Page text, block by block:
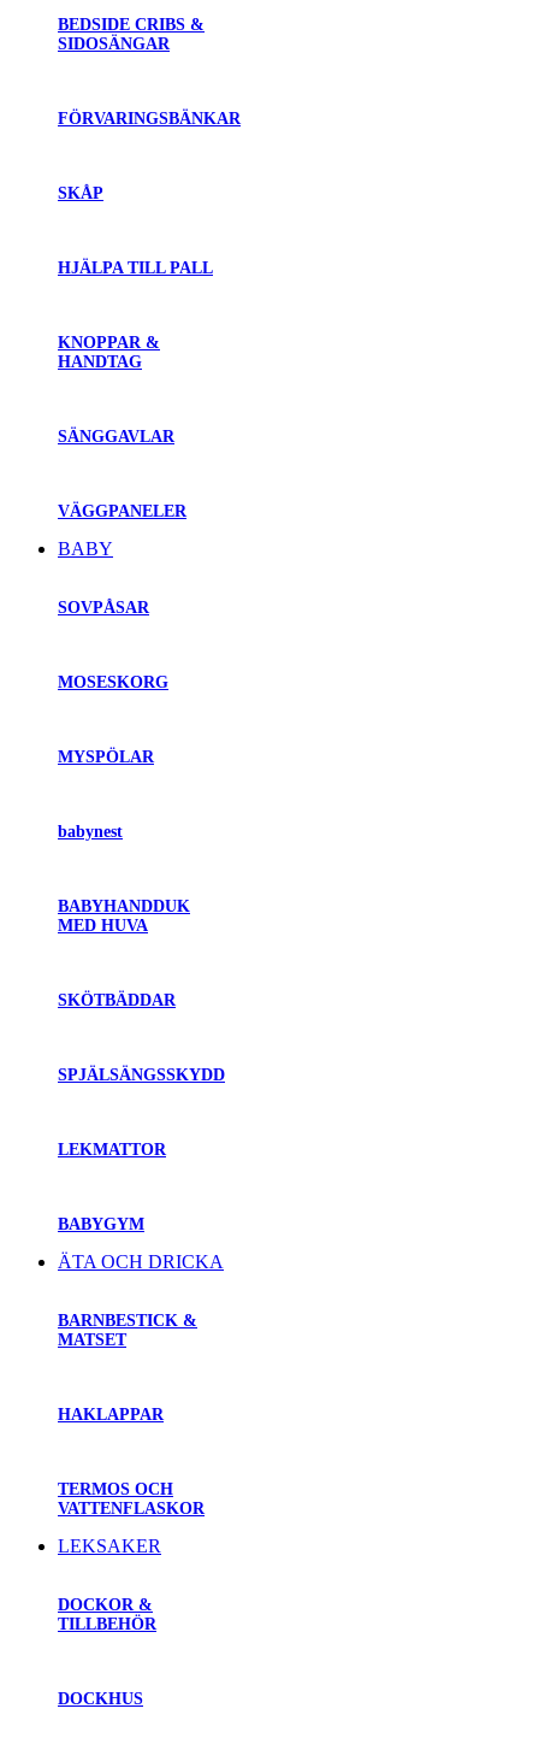
BEDSIDE CRIBS &
SIDOSÄNGAR
FÖRVARINGSBÄNKAR
SKÅP
HJÄLPA TILL PALL
KNOPPAR &
HANDTAG
SÄNGGAVLAR
VÄGGPANELER
BABY
SOVPÅSAR
MOSESKORG
MYSPÖLAR
babynest
BABYHANDDUK
MED HUVA
SKÖTBÄDDAR
SPJÄLSÄNGSSKYDD
LEKMATTOR
BABYGYM
ÄTA OCH DRICKA
BARNBESTICK &
MATSET
HAKLAPPAR
TERMOS OCH
VATTENFLASKOR
LEKSAKER
DOCKOR &
TILLBEHÖR
DOCKHUS